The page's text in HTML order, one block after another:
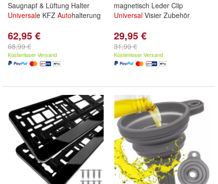
Saugnapf & Lüftung Halter
Universale KFZ Autohalterung
62,95 €
68,99 €
Kostenloser Versand
magnetisch Leder Clip
Universal Visier Zubehör
29,95 €
31,99 €
Kostenloser Versand